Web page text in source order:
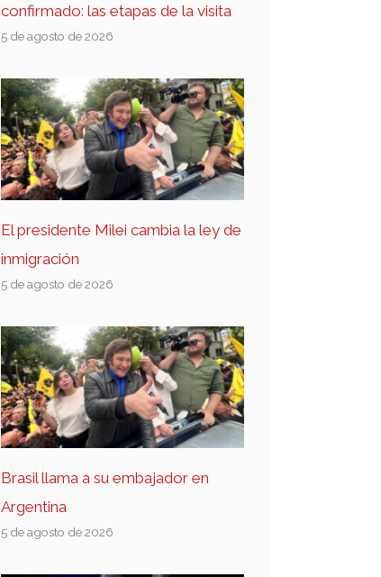
confirmado: las etapas de la visita
5 de agosto de 2026
El presidente Milei cambia la ley de
inmigración
5 de agosto de 2026
Brasil llama a su embajador en
Argentina
5 de agosto de 2026